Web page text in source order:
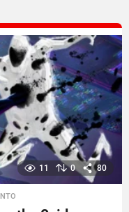
11 0 80